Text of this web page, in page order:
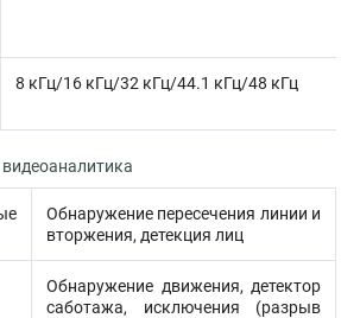
8 кГц/16 кГц/32 кГц/44.1 кГц/48 кГц
Обнаружение пересечения линии и
вторжения, детекция лиц
Обнаружение движения, детектор
саботажа, исключения (разрыв